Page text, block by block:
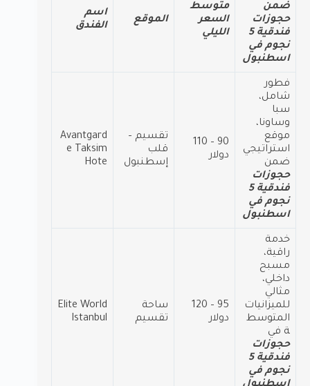
ضمن
حجوزات
فندقية 5
نجوم في
اسطنبول
متوسط
السعر
الليلي
الموقع
اسم
الفندق
فطور
شامل،
سبا
وساونا،
موقع
استراتيجي
ضمن
حجوزات
فندقية 5
نجوم في
اسطنبول
90 – 110
دولار
تقسيم –
قلب
إسطنبول
Avantgard
e Taksim
Hote
خدمة
راقية،
مسبح
داخلي،
مثالي
للميزانيات
المتوسط
ة في
حجوزات
فندقية 5
نجوم في
95 – 120
دولار
ساحة
تقسيم
Elite World
Istanbul